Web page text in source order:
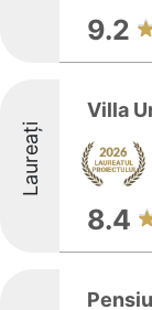
9.2
Laureați
Villa
8.4